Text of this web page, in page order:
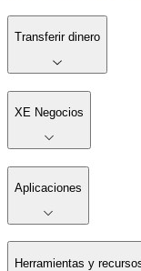
Transferir dinero
XE Negocios
Aplicaciones
Herramientas y